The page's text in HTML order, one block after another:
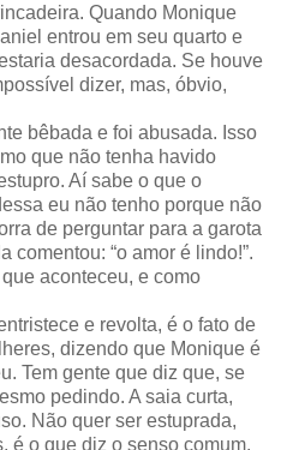
Quando Monique
entrou em seu quarto e
desacordada. Se houve
dizer, mas, óbvio,
bêbada e foi abusada. Isso
que não tenha havido
Aí sabe o que o
eu não tenho porque não
de perguntar para a garota
comentou: “o amor é lindo!”.
aconteceu, e como
e revolta, é o fato de
dizendo que Monique é
Tem gente que diz que, se
pedindo. A saia curta,
Não quer ser estuprada,
é o que diz o senso comum.